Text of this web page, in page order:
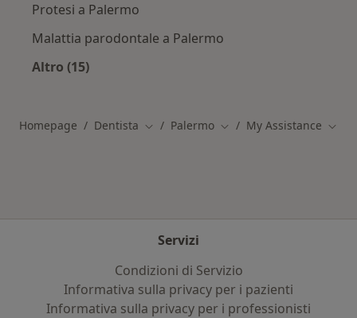
Protesi a Palermo
Malattia parodontale a Palermo
Altro (15)
Homepage Dentista Cambia città
Palermo Cambia città
My Assistance
Servizi
Condizioni di Servizio
Informativa sulla privacy per i pazienti
Informativa sulla privacy per i professionisti